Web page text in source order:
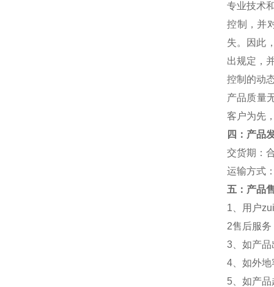
专业技术
控制，并
失。因此
出规定，
控制的动
产品质量
客户为先
四：产品
交货期：
运输方式
五：产品
1、用户
2售后服
3、如产品
4、如外
5、如产